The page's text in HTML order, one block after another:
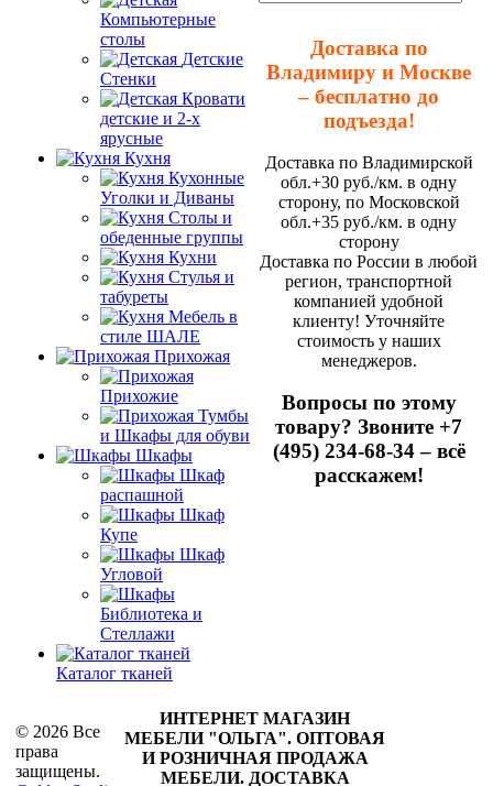
Компьютерные
столы
Детские
Стенки
Кровати
детские и 2-х
ярусные
Кухня
Кухонные
Уголки и Диваны
Столы и
обеденные группы
Кухни
Стулья и
табуреты
Мебель в
стиле ШАЛЕ
Прихожая
Прихожие
Тумбы
и Шкафы для обуви
Шкафы
Шкаф
распашной
Шкаф
Купе
Шкаф
Угловой
Библиотека и
Стеллажи
Каталог тканей
Доставка по
Владимиру и Москве
– бесплатно до
подъезда!
Доставка по Владимирской
обл.+30 руб./км. в одну
сторону, по Московской
обл.+35 руб./км. в одну
сторону
Доставка по России в любой
регион, транспортной
компанией удобной
клиенту! Уточняйте
стоимость у наших
менеджеров.
Вопросы по этому
товару? Звоните +7
(495) 234-68-34 – всё
расскажем!
© 2026 Все
права
защищены.
ИНТЕРНЕТ МАГАЗИН
МЕБЕЛИ "ОЛЬГА". ОПТОВАЯ
И РОЗНИЧНАЯ ПРОДАЖА
МЕБЕЛИ. ДОСТАВКА